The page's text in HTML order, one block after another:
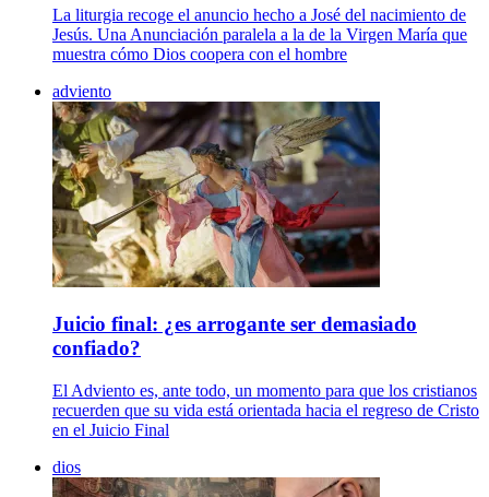
La liturgia recoge el anuncio hecho a José del nacimiento de
Jesús. Una Anunciación paralela a la de la Virgen María que
muestra cómo Dios coopera con el hombre
adviento
Juicio final: ¿es arrogante ser demasiado
confiado?
El Adviento es, ante todo, un momento para que los cristianos
recuerden que su vida está orientada hacia el regreso de Cristo
en el Juicio Final
dios